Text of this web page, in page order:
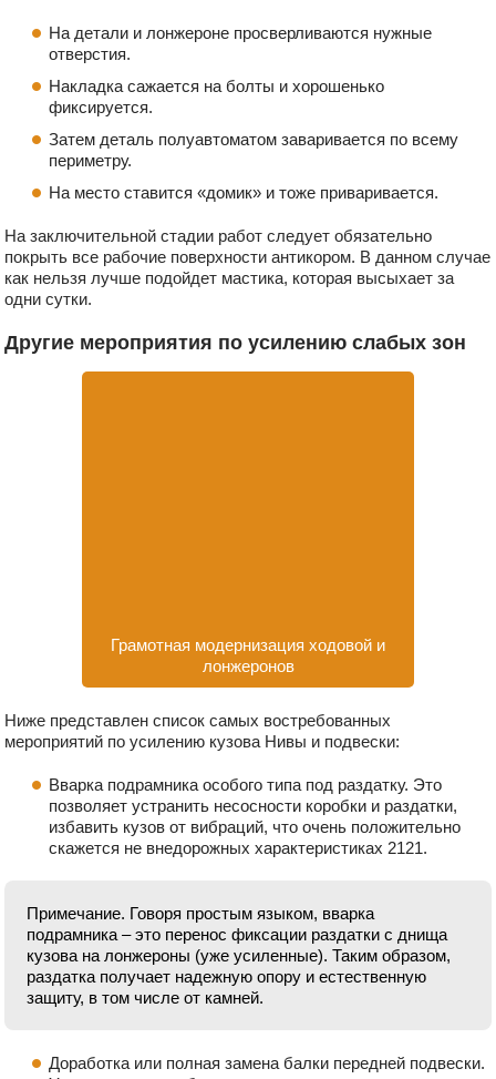
На детали и лонжероне просверливаются нужные
отверстия.
Накладка сажается на болты и хорошенько
фиксируется.
Затем деталь полуавтоматом заваривается по всему
периметру.
На место ставится «домик» и тоже приваривается.
На заключительной стадии работ следует обязательно
покрыть все рабочие поверхности антикором. В данном случае
как нельзя лучше подойдет мастика, которая высыхает за
одни сутки.
Другие мероприятия по усилению слабых зон
Грамотная модернизация ходовой и
лонжеронов
Ниже представлен список самых востребованных
мероприятий по усилению кузова Нивы и подвески:
Вварка подрамника особого типа под раздатку. Это
позволяет устранить несосности коробки и раздатки,
избавить кузов от вибраций, что очень положительно
скажется не внедорожных характеристиках 2121.
Примечание. Говоря простым языком, вварка
подрамника – это перенос фиксации раздатки с днища
кузова на лонжероны (уже усиленные). Таким образом,
раздатка получает надежную опору и естественную
защиту, в том числе от камней.
Доработка или полная замена балки передней подвески.